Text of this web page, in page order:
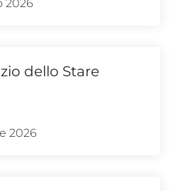
2026
dello Stare
2026